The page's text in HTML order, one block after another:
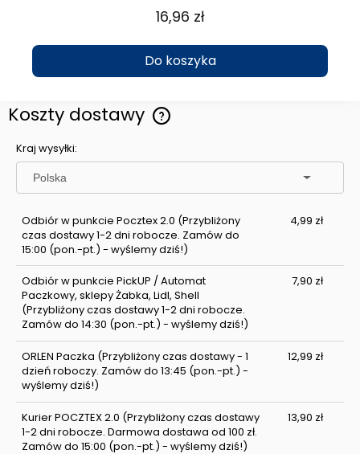
16,96 zł
Do koszyka
Koszty dostawy
Kraj wysyłki:
Odbiór w punkcie Pocztex 2.0 (Przybliżony
czas dostawy 1-2 dni robocze. Zamów do
15:00 (pon.-pt.) - wyślemy dziś!)
4,99 zł
Odbiór w punkcie PickUP / Automat
Paczkowy, sklepy Żabka, Lidl, Shell
(Przybliżony czas dostawy 1-2 dni robocze.
Zamów do 14:30 (pon.-pt.) - wyślemy dziś!)
7,90 zł
ORLEN Paczka (Przybliżony czas dostawy - 1
dzień roboczy. Zamów do 13:45 (pon.-pt.) -
wyślemy dziś!)
12,99 zł
Kurier POCZTEX 2.0 (Przybliżony czas dostawy
1-2 dni robocze. Darmowa dostawa od 100 zł.
Zamów do 15:00 (pon.-pt.) - wyślemy dziś!)
13,90 zł